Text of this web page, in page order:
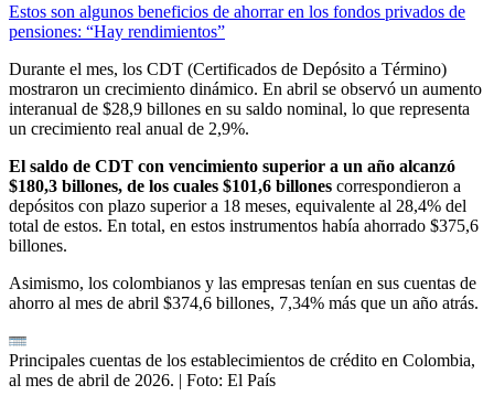
Estos son algunos beneficios de ahorrar en los fondos privados de
pensiones: “Hay rendimientos”
Durante el mes, los CDT (Certificados de Depósito a Término)
mostraron un crecimiento dinámico. En abril se observó un aumento
interanual de $28,9 billones en su saldo nominal, lo que representa
un crecimiento real anual de 2,9%.
El saldo de CDT con vencimiento superior a un año alcanzó
$180,3 billones, de los cuales $101,6 billones correspondieron a
depósitos con plazo superior a 18 meses, equivalente al 28,4% del
total de estos. En total, en estos instrumentos había ahorrado $375,6
billones.
Asimismo, los colombianos y las empresas tenían en sus cuentas de
ahorro al mes de abril $374,6 billones, 7,34% más que un año atrás.
Principales cuentas de los establecimientos de crédito en Colombia,
al mes de abril de 2026. | Foto: El País